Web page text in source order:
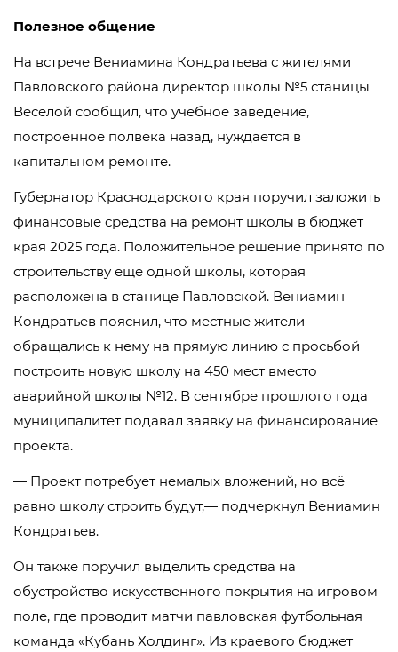
Полезное общение
На встрече Вениамина Кондратьева с жителями
Павловского района директор школы №5 станицы
Веселой сообщил, что учебное заведение,
построенное полвека назад, нуждается в
капитальном ремонте.
Губернатор Краснодарского края поручил заложить
финансовые средства на ремонт школы в бюджет
края 2025 года. Положительное решение принято по
строительству еще одной школы, которая
расположена в станице Павловской. Вениамин
Кондратьев пояснил, что местные жители
обращались к нему на прямую линию с просьбой
построить новую школу на 450 мест вместо
аварийной школы №12. В сентябре прошлого года
муниципалитет подавал заявку на финансирование
проекта.
— Проект потребует немалых вложений, но всё
равно школу строить будут,— подчеркнул Вениамин
Кондратьев.
Он также поручил выделить средства на
обустройство искусственного покрытия на игровом
поле, где проводит матчи павловская футбольная
команда «Кубань Холдинг». Из краевого бюджет